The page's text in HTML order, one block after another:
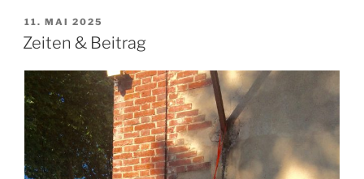
VERÖFFENTLICHT
AM
11. MAI 2025
Zeiten & Beitrag